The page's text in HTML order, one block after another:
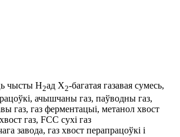
чысты H2ад Х2-багатая газавая сумесь,
ачышчаны газ, паўводны газ,
газ, газ ферментацыі, метанол хвост
газ, FCC сухі газ
завода, газ хвост перапрацоўкі і